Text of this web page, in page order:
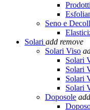
Seno e
Solari add remove
Solari Viso
Solari
Solari
Solari
Solari
Doposole add